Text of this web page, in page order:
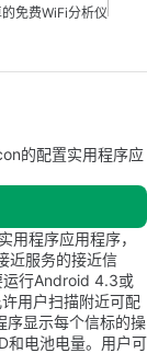
免费WiFi分析仪
的配置实用程序应
程序应用程序，
近服务的接近信
运行Android 4.3或
用户扫描附近可配
序显示每个信标的操
和电池电量。用户可